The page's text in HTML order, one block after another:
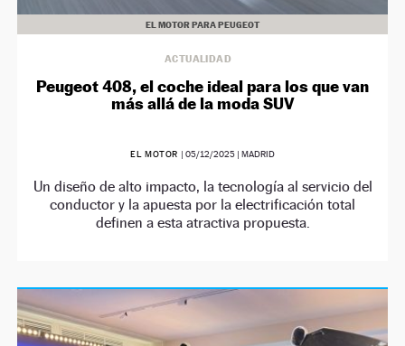
EL MOTOR PARA PEUGEOT
ACTUALIDAD
Peugeot 408, el coche ideal para los que van
más allá de la moda SUV
EL MOTOR | 05/12/2025| MADRID
Un diseño de alto impacto, la tecnología al servicio del
conductor y la apuesta por la electrificación total
definen a esta atractiva propuesta.